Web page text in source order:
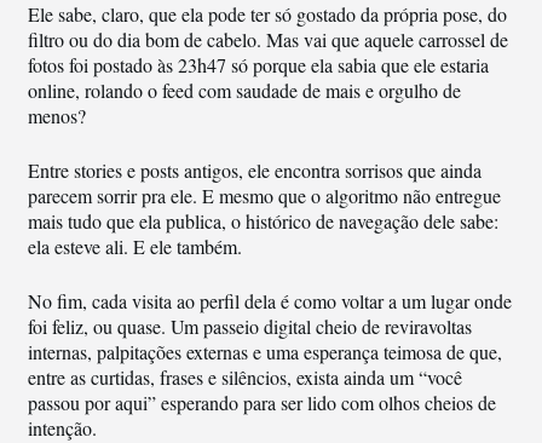
Ele sabe, claro, que ela pode ter só gostado da própria pose, do
filtro ou do dia bom de cabelo. Mas vai que aquele carrossel de
fotos foi postado às 23h47 só porque ela sabia que ele estaria
online, rolando o feed com saudade de mais e orgulho de
menos?
Entre stories e posts antigos, ele encontra sorrisos que ainda
parecem sorrir pra ele. E mesmo que o algoritmo não entregue
mais tudo que ela publica, o histórico de navegação dele sabe:
ela esteve ali. E ele também.
No fim, cada visita ao perfil dela é como voltar a um lugar onde
foi feliz, ou quase. Um passeio digital cheio de reviravoltas
internas, palpitações externas e uma esperança teimosa de que,
entre as curtidas, frases e silêncios, exista ainda um “você
passou por aqui” esperando para ser lido com olhos cheios de
intenção.